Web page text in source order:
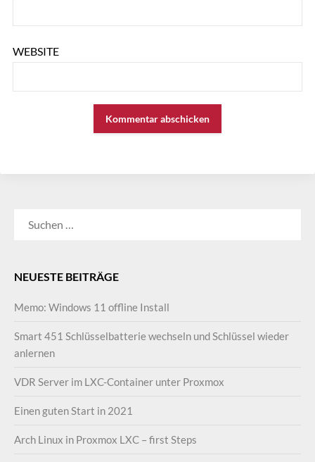
WEBSITE
NEUESTE BEITRÄGE
Memo: Windows 11 offline Install
Smart 451 Schlüsselbatterie wechseln und Schlüssel wieder
anlernen
VDR Server im LXC-Container unter Proxmox
Einen guten Start in 2021
Arch Linux in Proxmox LXC – first Steps